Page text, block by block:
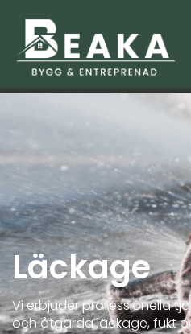
Läckage
Vi erbjuder professionella
och åtgärda läckage, fukt